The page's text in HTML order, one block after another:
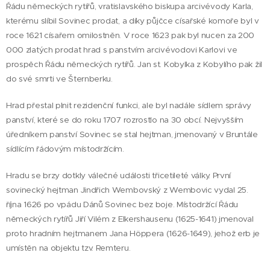
Řádu německých rytířů, vratislavského biskupa arcivévody Karla,
kterému slíbil Sovinec prodat, a díky půjčce císařské komoře byl v
roce 1621 císařem omilostněn. V roce 1623 pak byl nucen za 200
000 zlatých prodat hrad s panstvím arcivévodovi Karlovi ve
prospěch Řádu německých rytířů. Jan st. Kobylka z Kobylího pak žil
do své smrti ve Šternberku.
Hrad přestal plnit rezidenční funkci, ale byl nadále sídlem správy
panství, které se do roku 1707 rozrostlo na 30 obcí. Nejvyšším
úředníkem panství Sovinec se stal hejtman, jmenovaný v Bruntále
sídlícím řádovým místodržícím.
Hradu se brzy dotkly válečné události třicetileté války. První
sovinecký hejtman Jindřich Wembovský z Wembovic vydal 25.
října 1626 po vpádu Dánů Sovinec bez boje. Místodržící Řádu
německých rytířů Jiří Vilém z Elkershausenu (1625-1641) jmenoval
proto hradním hejtmanem Jana Höppera (1626-1649), jehož erb je
umístěn na objektu tzv. Remteru.